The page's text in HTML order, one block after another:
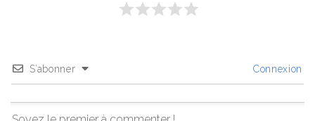
S’abonner Connexion